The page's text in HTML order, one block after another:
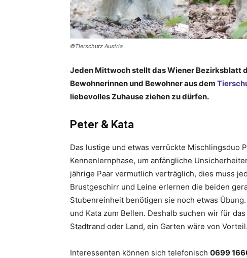
©Tierschutz Austria
Jeden Mittwoch stellt das Wiener Bezirksblatt
Bewohnerinnen und Bewohner aus dem
liebevolles Zuhause ziehen zu dürfen.
Peter & Kata
Das lustige und etwas verrückte Mischlingsduo
Kennenlernphase, um anfängliche
jährige Paar vermutlich verträglich, dies muss
Brustgeschirr und Leine erlernen die beiden
Stubenreinheit benötigen sie noch etwas
und Kata zum Bellen. Deshalb suchen wir für
Stadtrand oder Land, ein Garten wäre von Vorteil.
Interessenten können sich telefonisch 0699